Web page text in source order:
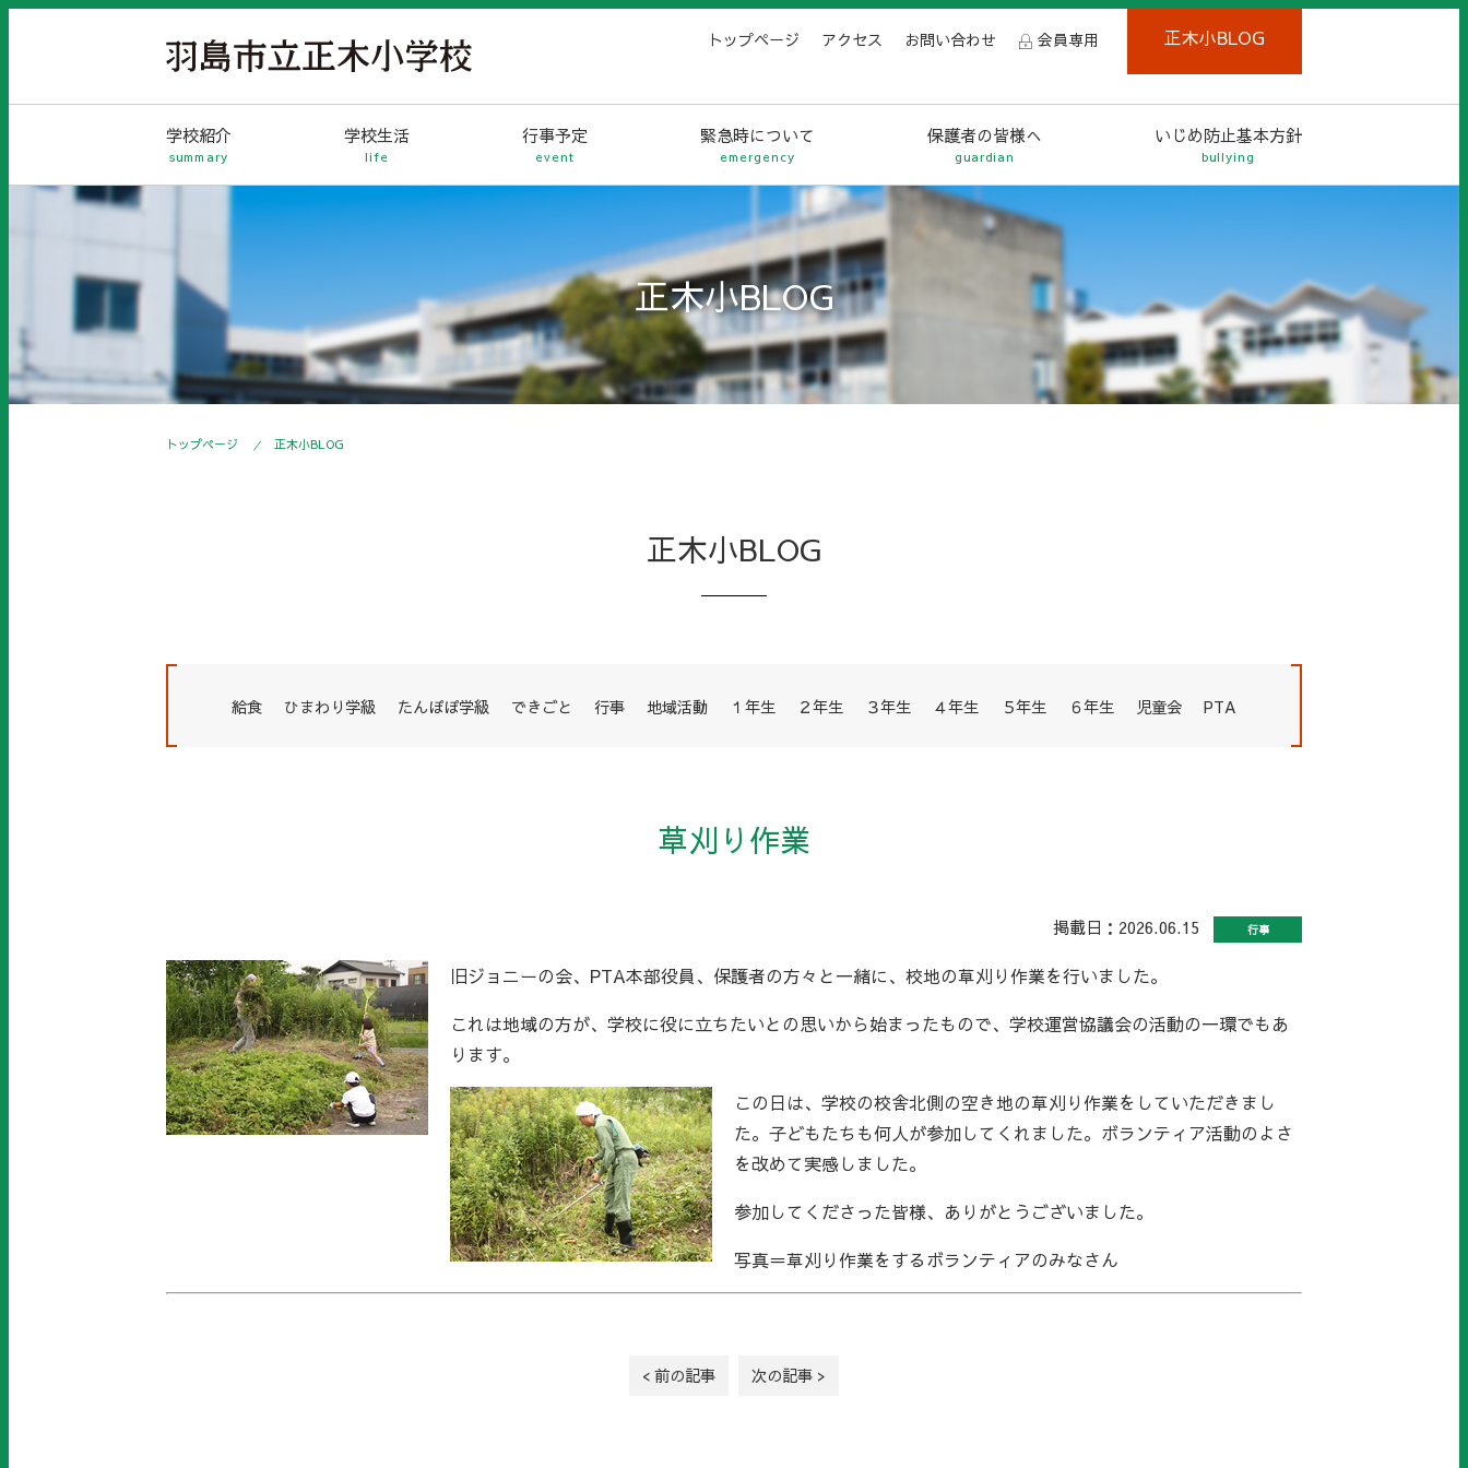
トップページ アクセス お問い合わせ 会員専用 正木小BLOG
学校紹介
summary
学校生活
life
行事予定
event
緊急時について
emergency
保護者の皆様へ
guardian
いじめ防止基本方針
bullying
正木小BLOG
トップページ 正木小BLOG
正木小BLOG
給食 ひまわり学級 たんぽぽ学級 できごと 行事 地域活動 １年生 ２年生 ３年生 ４年生 ５年生 ６年生 児童会 PTA
草刈り作業
掲載日：2026.06.15 行事
旧ジョニーの会、PTA本部役員、保護者の方々と一緒に、校地の草刈り作業を行いました。
これは地域の方が、学校に役に立ちたいとの思いから始まったもので、学校運営協議会の活動の一環でもあ
ります。
この日は、学校の校舎北側の空き地の草刈り作業をしていただきまし
た。子どもたちも何人が参加してくれました。ボランティア活動のよさ
を改めて実感しました。
参加してくださった皆様、ありがとうございました。
写真＝草刈り作業をするボランティアのみなさん
< 前の記事 次の記事 >